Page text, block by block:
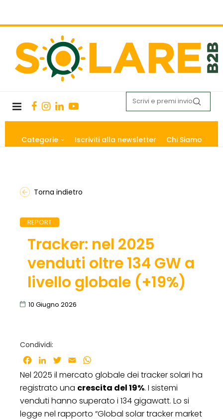
Categorie Iscriviti alla newsletter Chi Siamo
Torna indietro
REPORT
Tracker: nel 2025
venduti oltre 134 GW a
livello globale (+19%)
10 Giugno 2026
Condividi:
Facebook
LinkedInTwitter
Email
Nel 2025 il mercato globale dei tracker solari ha
registrato una crescita del 19%. I sistemi
venduti hanno superato i 134 gigawatt. Lo si
legge nel rapporto “Global solar tracker market